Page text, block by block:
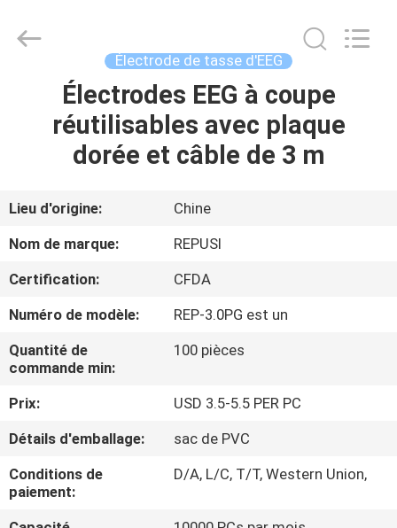
MAISON
PRODUITS
AU
SUJET
DE
VISITE
CONTRÔLE
DE
QUALITÉ
Electronics
Co.,Ltd..
Électrode de tasse d'EEG
Électrodes EEG à coupe
réutilisables avec plaque
dorée et câble de 3 m
Lieu d'origine:
Chine
Nom de marque:
REPUSI
Certification:
CFDA
Numéro de modèle:
REP-3.0PG est un
Quantité de
commande min:
100 pièces
Prix:
USD 3.5-5.5 PER PC
Détails d'emballage:
sac de PVC
Conditions de
paiement:
D/A, L/C, T/T, Western Union,